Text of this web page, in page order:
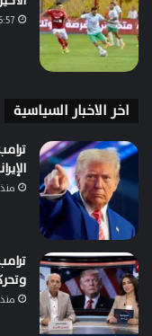
6:57 ص19
اخر الاخبار السياسية